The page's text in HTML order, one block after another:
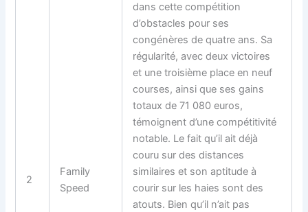
2
Family
Speed
dans cette compétition
d’obstacles pour ses
congénères de quatre ans. Sa
régularité, avec deux victoires
et une troisième place en neuf
courses, ainsi que ses gains
totaux de 71 080 euros,
témoignent d’une compétitivité
notable. Le fait qu’il ait déjà
couru sur des distances
similaires et son aptitude à
courir sur les haies sont des
atouts. Bien qu’il n’ait pas